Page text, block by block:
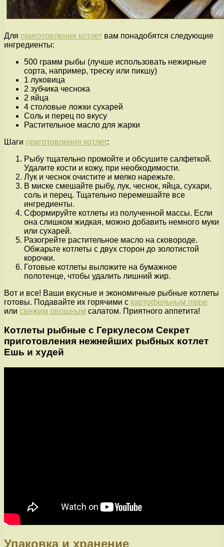
Для приготовления котлет вам понадобятся следующие
ингредиенты:
500 грамм рыбы (лучше использовать нежирные
сорта, например, треску или пикшу)
1 луковица
2 зубчика чеснока
2 яйца
4 столовые ложки сухарей
Соль и перец по вкусу
Растительное масло для жарки
Шаги приготовления котлет:
Рыбу тщательно промойте и обсушите салфеткой.
Удалите кости и кожу, при необходимости.
Лук и чеснок очистите и мелко нарежьте.
В миске смешайте рыбу, лук, чеснок, яйца, сухари,
соль и перец. Тщательно перемешайте все
ингредиенты.
Сформируйте котлеты из полученной массы. Если
она слишком жидкая, можно добавить немного муки
или сухарей.
Разогрейте растительное масло на сковороде.
Обжарьте котлеты с двух сторон до золотистой
корочки.
Готовые котлеты выложите на бумажное
полотенце, чтобы удалить лишний жир.
Вот и все! Ваши вкусные и экономичные рыбные котлеты
готовы. Подавайте их горячими с картофельным пюре
или свежим овощным салатом. Приятного аппетита!
Котлеты рыбные с Геркулесом Секрет
приготовления нежнейших рыбных котлет
Ешь и худей
Упаковка и хранение